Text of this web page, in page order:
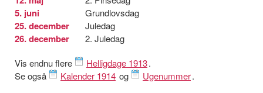
5. juni Grundlovsdag
25. december Juledag
26. december
2. Juledag
Vis endnu flere
Helligdage 1913.
Se også
Kalender 1914 og Ugenummer.